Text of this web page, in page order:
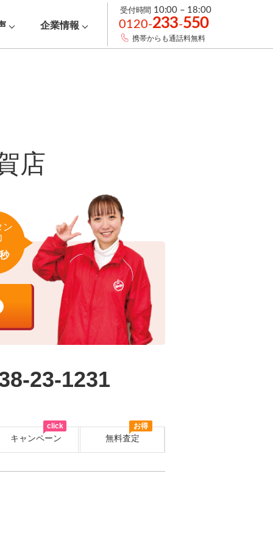
企業情報
受付時間 10:00 – 18:00
0120-233-550
携帯からも通話料無料
店
ン
秒
23-1231
キャンペーン
お得
無料査定
click